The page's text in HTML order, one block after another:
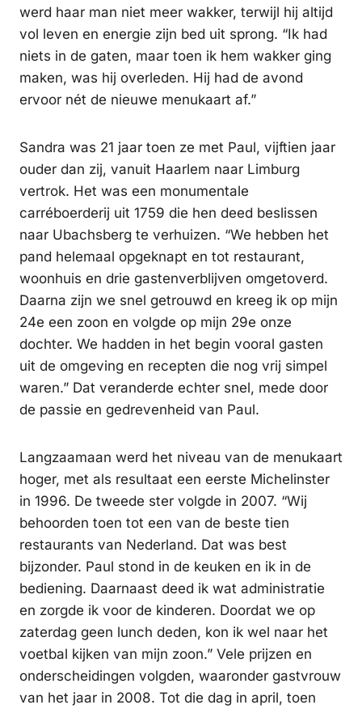
werd haar man niet meer wakker, terwijl hij altijd
vol leven en energie zijn bed uit sprong. “Ik had
niets in de gaten, maar toen ik hem wakker ging
maken, was hij overleden. Hij had de avond
ervoor nét de nieuwe menukaart af.”
Sandra was 21 jaar toen ze met Paul, vijftien jaar
ouder dan zij, vanuit Haarlem naar Limburg
vertrok. Het was een monumentale
carréboerderij uit 1759 die hen deed beslissen
naar Ubachsberg te verhuizen. “We hebben het
pand helemaal opgeknapt en tot restaurant,
woonhuis en drie gastenverblijven omgetoverd.
Daarna zijn we snel getrouwd en kreeg ik op mijn
24e een zoon en volgde op mijn 29e onze
dochter. We hadden in het begin vooral gasten
uit de omgeving en recepten die nog vrij simpel
waren.” Dat veranderde echter snel, mede door
de passie en gedrevenheid van Paul.
Langzaamaan werd het niveau van de menukaart
hoger, met als resultaat een eerste Michelinster
in 1996. De tweede ster volgde in 2007. “Wij
behoorden toen tot een van de beste tien
restaurants van Nederland. Dat was best
bijzonder. Paul stond in de keuken en ik in de
bediening. Daarnaast deed ik wat administratie
en zorgde ik voor de kinderen. Doordat we op
zaterdag geen lunch deden, kon ik wel naar het
voetbal kijken van mijn zoon.” Vele prijzen en
onderscheidingen volgden, waaronder gastvrouw
van het jaar in 2008. Tot die dag in april, toen